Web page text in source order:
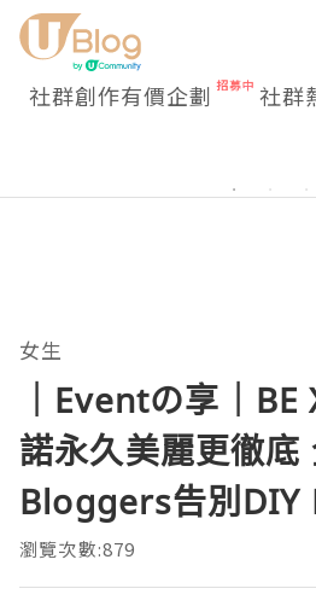
社群創作有價企劃 社群
女生
｜Eventの享｜
諾永久美麗更徹底
Bloggers告別DIY
瀏覽次數:879